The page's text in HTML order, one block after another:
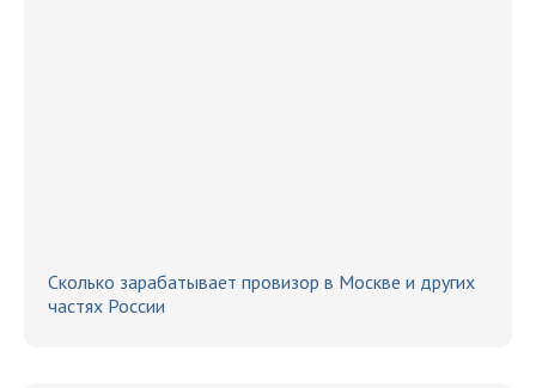
Сколько зарабатывает провизор в Москве и других
частях России